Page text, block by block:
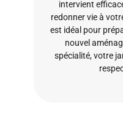
intervient
redonner vie à
est idéal pour
nouvel
spécialité, votre